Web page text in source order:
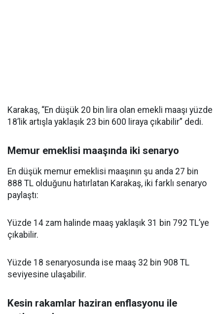
Karakaş, “En düşük 20 bin lira olan emekli maaşı yüzde
18’lik artışla yaklaşık 23 bin 600 liraya çıkabilir” dedi.
Memur emeklisi maaşında iki senaryo
En düşük memur emeklisi maaşının şu anda 27 bin
888 TL olduğunu hatırlatan Karakaş, iki farklı senaryo
paylaştı:
Yüzde 14 zam halinde maaş yaklaşık 31 bin 792 TL’ye
çıkabilir.
Yüzde 18 senaryosunda ise maaş 32 bin 908 TL
seviyesine ulaşabilir.
Kesin rakamlar haziran enflasyonu ile